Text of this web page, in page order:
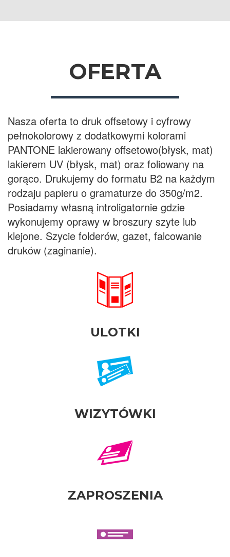
OFERTA
Nasza oferta to druk offsetowy i cyfrowy
pełnokolorowy z dodatkowymi kolorami
PANTONE lakierowany offsetowo(błysk, mat)
lakierem UV (błysk, mat) oraz foliowany na
gorąco. Drukujemy do formatu B2 na każdym
rodzaju papieru o gramaturze do 350g/m2.
Posiadamy własną introligatornie gdzie
wykonujemy oprawy w broszury szyte lub
klejone. Szycie folderów, gazet, falcowanie
druków (zaginanie).
ULOTKI
WIZYTÓWKI
ZAPROSZENIA